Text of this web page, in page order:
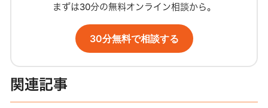
まずは30分の無料オンライン相談から。
30分無料で相談する
関連記事